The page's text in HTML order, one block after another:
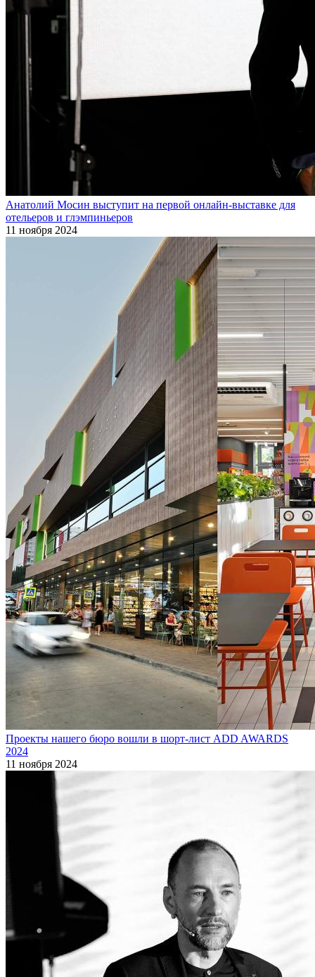
Анатолий Мосин выступит на первой онлайн-выставке для
отельеров и глэмпиньеров
11 ноября 2024
Проекты нашего бюро вошли в шорт-лист ADD AWARDS
2024
11 ноября 2024